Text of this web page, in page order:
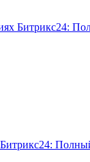
Битрикс24: